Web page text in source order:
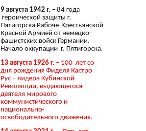
9 августа 1942 г. – 84 года
героической защиты г.
Пятигорска Рабоче-Крестьянской
Красной Армией от немецко-
фашистских войск Германии.
Начало оккупации г. Пятигорска.
13 августа 1926 г. – 100 лет со
дня рождения Фиделя Кастро
Рус – лидера Кубинской
Революции, выдающегося
деятеля мирового
коммунистического и
национально-
освободительного движения.